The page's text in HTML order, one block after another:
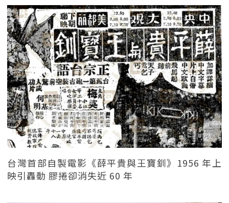
台灣首部自製電影《薛平貴與王寶釧》1956 年上
映引轟動 膠捲卻消失近 60 年